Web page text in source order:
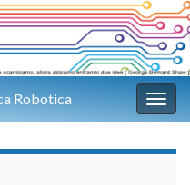
Robotica